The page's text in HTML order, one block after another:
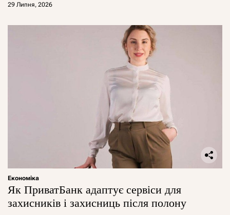
29 Липня, 2026
Економіка
Як ПриватБанк адаптує сервіси для
захисників і захисниць після полону